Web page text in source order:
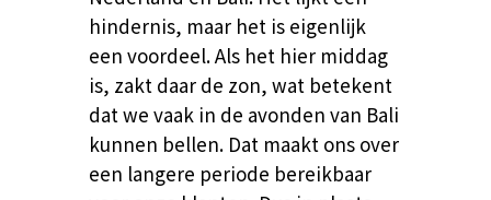
hindernis, maar het is eigenlijk
een voordeel. Als het hier middag
is, zakt daar de zon, wat betekent
dat we vaak in de avonden van Bali
kunnen bellen. Dat maakt ons over
een langere periode bereikbaar